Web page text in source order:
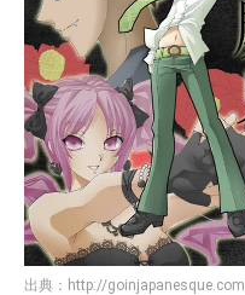
出典： http://goinjapanesque.com